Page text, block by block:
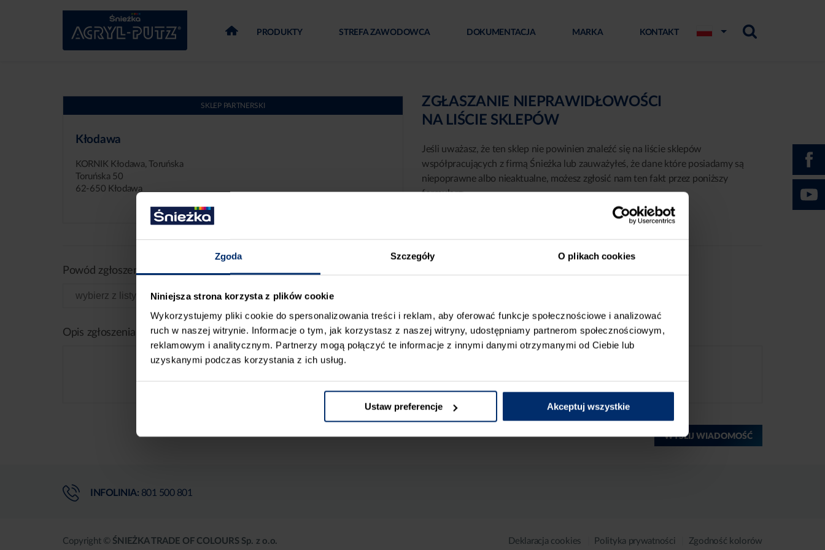
Zgoda Szczegóły O plikach cookies
Niniejsza strona korzysta z plików cookie
Wykorzystujemy pliki cookie do spersonalizowania treści i reklam, aby oferować funkcje społecznościowe i analizować
ruch w naszej witrynie. Informacje o tym, jak korzystasz z naszej witryny, udostępniamy partnerom społecznościowym,
reklamowym i analitycznym. Partnerzy mogą połączyć te informacje z innymi danymi otrzymanymi od Ciebie lub
uzyskanymi podczas korzystania z ich usług.
Ustaw preferencje Akceptuj wszystkie
PRODUKTY STREFA ZAWODOWCA DOKUMENTACJA MARKA KONTAKT
SKLEP PARTNERSKI
Kłodawa
KORNIK Kłodawa, Toruńska
Toruńska 50
62-650 Kłodawa
ZGŁASZANIE NIEPRAWIDŁOWOŚCI
NA LIŚCIE SKLEPÓW
Jeśli uważasz, że ten sklep nie powinien znaleźć się na liście sklepów
współpracujących z firmą Śnieżka lub zauważyłeś, że dane które posiadamy są
niepoprawne albo nieaktualne, możesz zgłosić nam ten fakt przez poniższy
formularz:
Powód zgłoszenia
Opis zgłoszenia
WYŚLIJ WIADOMOŚĆ
INFOLINIA: 801 500 801
Copyright © ŚNIEŻKA TRADE OF COLOURS Sp. z o.o. Deklaracja cookies Polityka prywatności Zgodność kolorów